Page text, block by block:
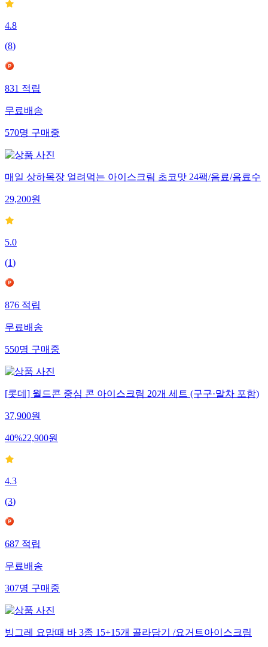
4.8
(8)
831적립
무료배송
570명구매중
매일 상하목장 얼려먹는 아이스크림 초코맛 24팩/음료/음료수
29,200원
5.0
(1)
876적립
무료배송
550명구매중
[롯데] 월드콘 중심 콘 아이스크림 20개 세트 (구구·말차 포함)
37,900원
40%22,900원
4.3
(3)
687적립
무료배송
307명구매중
빙그레 요맘때 바 3종 15+15개 골라담기 /요거트아이스크림